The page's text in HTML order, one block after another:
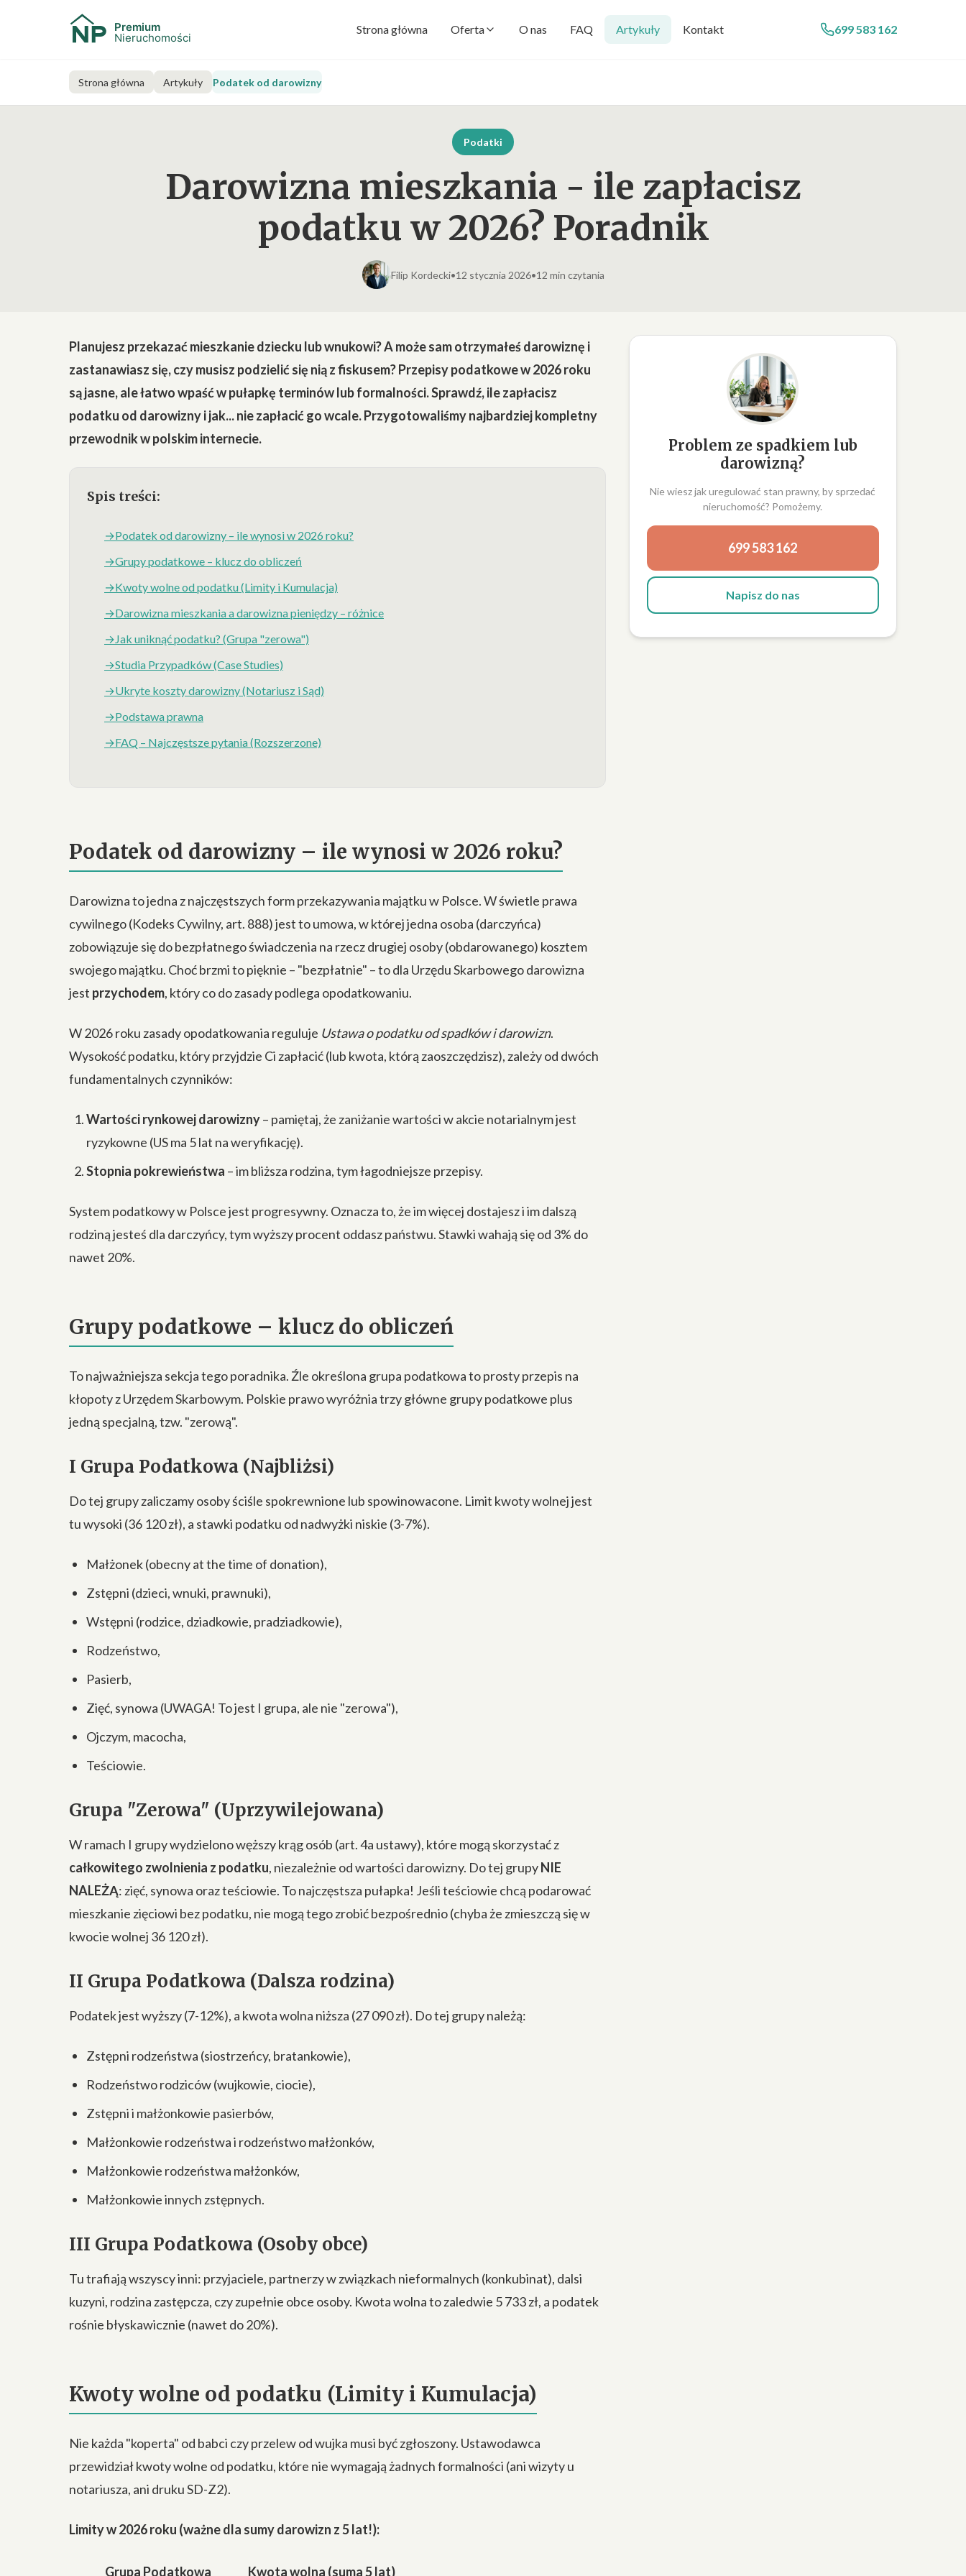
Strona główna Oferta O nas FAQ Artykuły Kontakt 699 583 162
Strona główna Artykuły Podatek od darowizny
Podatki
Darowizna mieszkania - ile zapłacisz
podatku w 2026? Poradnik
Filip Kordecki•12 stycznia 2026•12 min czytania
Planujesz przekazać mieszkanie dziecku lub wnukowi? A może sam otrzymałeś darowiznę i
zastanawiasz się, czy musisz podzielić się nią z fiskusem? Przepisy podatkowe w 2026 roku
są jasne, ale łatwo wpaść w pułapkę terminów lub formalności. Sprawdź, ile zapłacisz
podatku od darowizny i jak... nie zapłacić go wcale. Przygotowaliśmy najbardziej kompletny
przewodnik w polskim internecie.
Spis treści:
Podatek od darowizny – ile wynosi w 2026 roku?
Grupy podatkowe – klucz do obliczeń
Kwoty wolne od podatku (Limity i Kumulacja)
Darowizna mieszkania a darowizna pieniędzy – różnice
Jak uniknąć podatku? (Grupa "zerowa")
Studia Przypadków (Case Studies)
Ukryte koszty darowizny (Notariusz i Sąd)
Podstawa prawna
FAQ – Najczęstsze pytania (Rozszerzone)
Podatek od darowizny – ile wynosi w 2026 roku?
Darowizna to jedna z najczęstszych form przekazywania majątku w Polsce. W świetle prawa
cywilnego (Kodeks Cywilny, art. 888) jest to umowa, w której jedna osoba (darczyńca)
zobowiązuje się do bezpłatnego świadczenia na rzecz drugiej osoby (obdarowanego) kosztem
swojego majątku. Choć brzmi to pięknie – "bezpłatnie" – to dla Urzędu Skarbowego darowizna
jest przychodem, który co do zasady podlega opodatkowaniu.
W 2026 roku zasady opodatkowania reguluje Ustawa o podatku od spadków i darowizn.
Wysokość podatku, który przyjdzie Ci zapłacić (lub kwota, którą zaoszczędzisz), zależy od dwóch
fundamentalnych czynników:
Wartości rynkowej darowizny– pamiętaj, że zaniżanie wartości w akcie notarialnym jest
ryzykowne (US ma 5 lat na weryfikację).
Stopnia pokrewieństwa – im bliższa rodzina, tym łagodniejsze przepisy.
System podatkowy w Polsce jest progresywny. Oznacza to, że im więcej dostajesz i im dalszą
rodziną jesteś dla darczyńcy, tym wyższy procent oddasz państwu. Stawki wahają się od 3% do
nawet 20%.
Grupy podatkowe – klucz do obliczeń
To najważniejsza sekcja tego poradnika. Źle określona grupa podatkowa to prosty przepis na
kłopoty z Urzędem Skarbowym. Polskie prawo wyróżnia trzy główne grupy podatkowe plus
jedną specjalną, tzw. "zerową".
I Grupa Podatkowa (Najbliżsi)
Do tej grupy zaliczamy osoby ściśle spokrewnione lub spowinowacone. Limit kwoty wolnej jest
tu wysoki (36 120 zł), a stawki podatku od nadwyżki niskie (3-7%).
Małżonek (obecny at the time of donation),
Zstępni (dzieci, wnuki, prawnuki),
Wstępni (rodzice, dziadkowie, pradziadkowie),
Rodzeństwo,
Pasierb,
Zięć, synowa (UWAGA! To jest I grupa, ale nie "zerowa"),
Ojczym, macocha,
Teściowie.
Grupa "Zerowa" (Uprzywilejowana)
W ramach I grupy wydzielono węższy krąg osób (art. 4a ustawy), które mogą skorzystać z
całkowitego zwolnienia z podatku, niezależnie od wartości darowizny. Do tej grupyNIE
NALEŻĄ: zięć, synowa oraz teściowie. To najczęstsza pułapka! Jeśli teściowie chcą podarować
mieszkanie zięciowi bez podatku, nie mogą tego zrobić bezpośrednio (chyba że zmieszczą się w
kwocie wolnej 36 120 zł).
II Grupa Podatkowa (Dalsza rodzina)
Podatek jest wyższy (7-12%), a kwota wolna niższa (27 090 zł). Do tej grupy należą:
Zstępni rodzeństwa (siostrzeńcy, bratankowie),
Rodzeństwo rodziców (wujkowie, ciocie),
Zstępni i małżonkowie pasierbów,
Małżonkowie rodzeństwa i rodzeństwo małżonków,
Małżonkowie rodzeństwa małżonków,
Małżonkowie innych zstępnych.
III Grupa Podatkowa (Osoby obce)
Tu trafiają wszyscy inni: przyjaciele, partnerzy w związkach nieformalnych (konkubinat), dalsi
kuzyni, rodzina zastępcza, czy zupełnie obce osoby. Kwota wolna to zaledwie 5 733 zł, a podatek
rośnie błyskawicznie (nawet do 20%).
Kwoty wolne od podatku (Limity i Kumulacja)
Nie każda "koperta" od babci czy przelew od wujka musi być zgłoszony. Ustawodawca
przewidział kwoty wolne od podatku, które nie wymagają żadnych formalności (ani wizyty u
notariusza, ani druku SD-Z2).
Limity w 2026 roku (ważne dla sumy darowizn z 5 lat!):
Grupa Podatkowa Kwota wolna (suma 5 lat)
Problem ze spadkiem lub
darowizną?
Nie wiesz jak uregulować stan prawny, by sprzedać
nieruchomość? Pomożemy.
699 583 162
Napisz do nas